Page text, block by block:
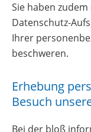
Sie haben
Datenschutz-
Ihrer
beschweren.
Erhebung
Besuch
Bei der bloß